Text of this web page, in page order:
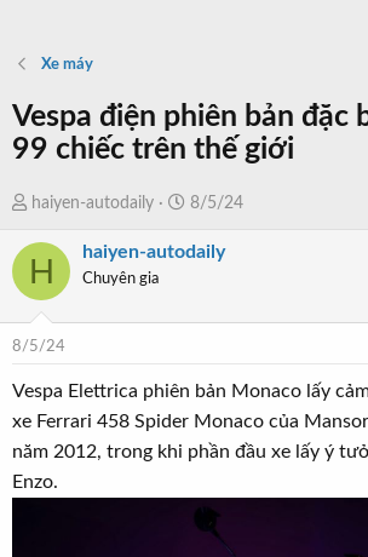
Xe máy
Vespa điện phiên bản đặc
99 chiếc trên thế giới
T
r
e
d
t
a
e
haiyen-autodaily
N
à
đ
ầ
8/5/24
H haiyen-autodaily
Chuyên gia
8/5/24
Vespa Elettrica phiên bản Monaco lấy
xe Ferrari 458 Spider Monaco của
năm 2012, trong khi phần đầu xe lấy ý
Enzo.